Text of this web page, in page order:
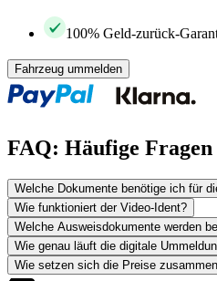
100% Geld-zurück-
Fahrzeug ummelden
FAQ: Häufige Fragen
Welche Dokumente benötige ich für
Wie funktioniert der Video-Ident?
Welche Ausweisdokumente werden
Wie genau läuft die digitale
Wie setzen sich die Preise